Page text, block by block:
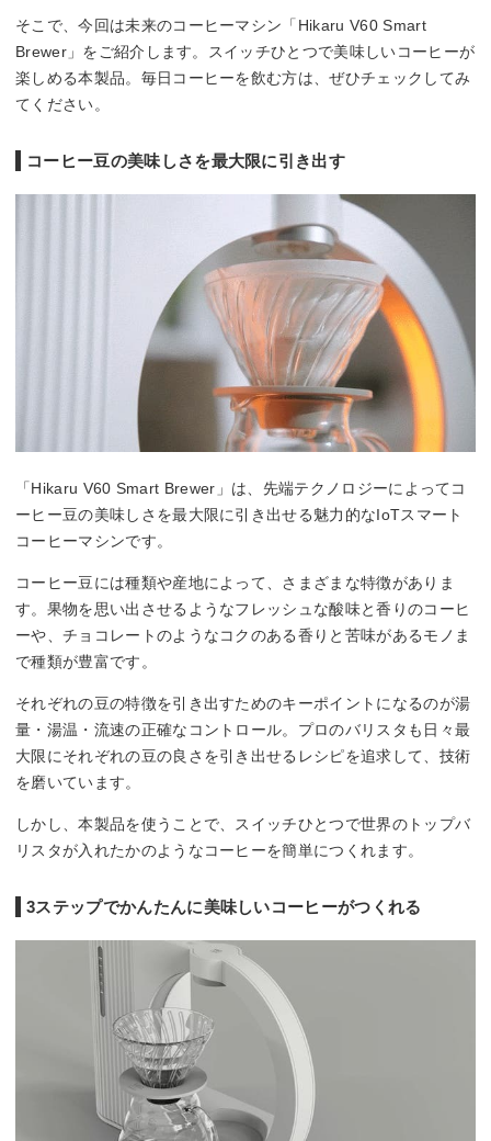
そこで、今回は未来のコーヒーマシン「Hikaru V60 Smart
Brewer」をご紹介します。スイッチひとつで美味しいコーヒーが
楽しめる本製品。毎日コーヒーを飲む方は、ぜひチェックしてみ
てください。
コーヒー豆の美味しさを最大限に引き出す
「Hikaru V60 Smart Brewer」は、先端テクノロジーによってコ
ーヒー豆の美味しさを最大限に引き出せる魅力的なIoTスマート
コーヒーマシンです。
コーヒー豆には種類や産地によって、さまざまな特徴がありま
す。果物を思い出させるようなフレッシュな酸味と香りのコーヒ
ーや、チョコレートのようなコクのある香りと苦味があるモノま
で種類が豊富です。
それぞれの豆の特徴を引き出すためのキーポイントになるのが湯
量・湯温・流速の正確なコントロール。プロのバリスタも日々最
大限にそれぞれの豆の良さを引き出せるレシピを追求して、技術
を磨いています。
しかし、本製品を使うことで、スイッチひとつで世界のトップバ
リスタが入れたかのようなコーヒーを簡単につくれます。
3ステップでかんたんに美味しいコーヒーがつくれる